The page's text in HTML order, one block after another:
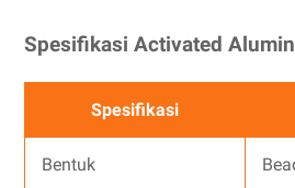
Spesifikasi Activated
Spesifikasi
Bentuk